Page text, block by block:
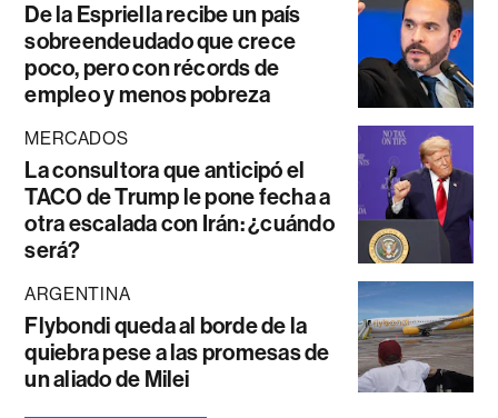
De la Espriella recibe un país
sobreendeudado que crece
poco, pero con récords de
empleo y menos pobreza
MERCADOS
La consultora que anticipó el
TACO de Trump le pone fecha a
otra escalada con Irán: ¿cuándo
será?
ARGENTINA
Flybondi queda al borde de la
quiebra pese a las promesas de
un aliado de Milei